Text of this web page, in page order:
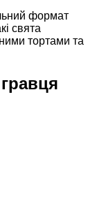
формат
свята
тортами та